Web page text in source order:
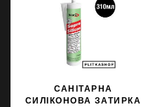
САНІТАРНА
СИЛІКОНОВА ЗАТИРКА